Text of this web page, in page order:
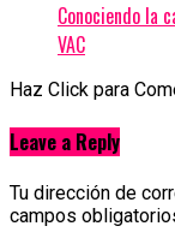
Conociendo la
VAC
Haz Click para
Leave a Reply
Tu dirección de
campos